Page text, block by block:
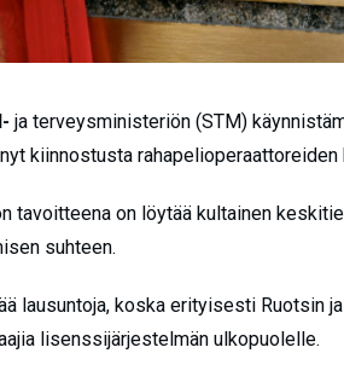
ja terveysministeriön (STM)
kiinnostusta
tavoitteena on löytää kultainen
suhteen.
lausuntoja, koska erityisesti Ruotsin
lisenssijärjestelmän ulkopuolelle.